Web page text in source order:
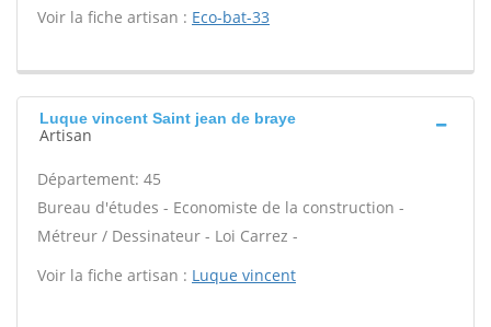
Voir la fiche artisan : Eco-bat-33
Luque vincent Saint jean de braye
Artisan
Département: 45
Bureau d'études - Economiste de la construction -
Métreur / Dessinateur - Loi Carrez -
Voir la fiche artisan : Luque vincent